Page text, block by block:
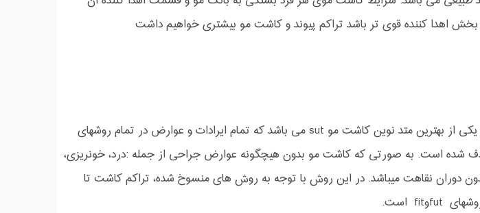
اهدا کننده قوی تر باشد تراکم پیوند و کاشت مو بیشتری خواهیم داشت
Sut: آخرین راههای درمان ریزش مو و یکی از بهترین متد نوین کاشت مو sut می باشد که تمام ایرادات و عوارض در تمام روشهای
شده است. به صورتی که کاشت مو بدون هیچگونه عوارض جراحی از جمله :درد، خونریزی،
دوران نقاهت میباشد. در این روش با توجه به روش های منسوخ شده، تراکم کاشت تا